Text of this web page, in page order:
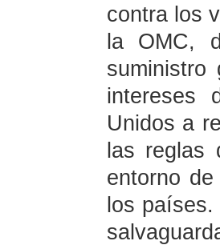
contra los
la OMC,
suministro
intereses
Unidos a
las reglas
entorno
los